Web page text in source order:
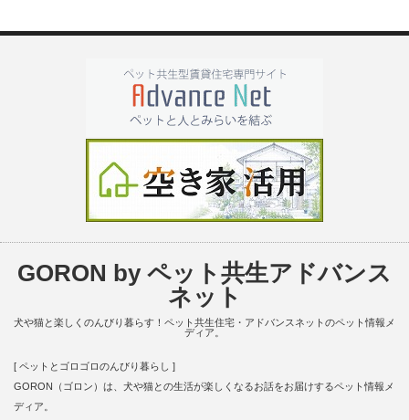
GORON by ペット共生アドバンス
ネット
犬や猫と楽しくのんびり暮らす！ペット共生住宅・アドバンスネットのペット情報メ
ディア。
[ ペットとゴロゴロのんびり暮らし ]
GORON（ゴロン）は、犬や猫との生活が楽しくなるお話をお届けするペット情報メ
ディア。